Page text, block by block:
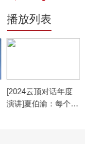
播放列表
[2024云顶对话年度
演讲]夏伯渝：每个人